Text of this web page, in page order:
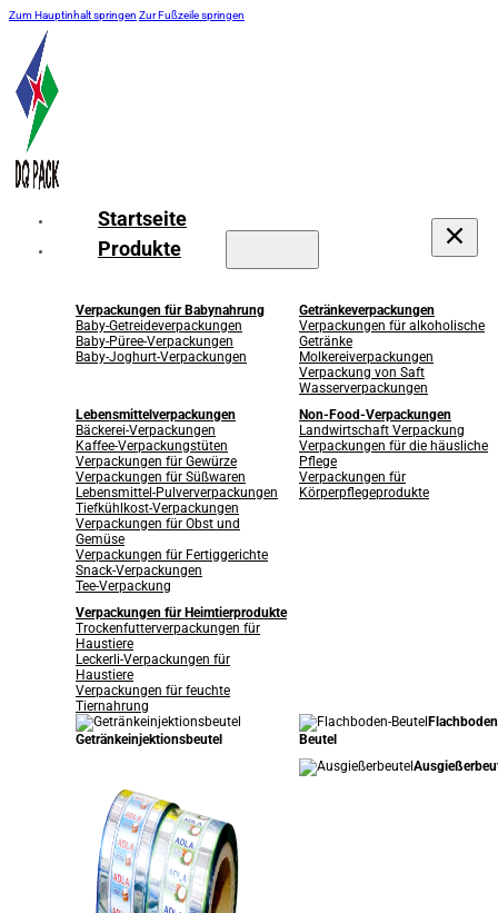
Zum Hauptinhalt springen Zur Fußzeile springen
Startseite
Produkte
Verpackungen für Babynahrung
Baby-Getreideverpackungen
Baby-Püree-Verpackungen
Baby-Joghurt-Verpackungen
Getränkeverpackungen
Verpackungen für alkoholische
Getränke
Molkereiverpackungen
Verpackung von Saft
Wasserverpackungen
Lebensmittelverpackungen
Bäckerei-Verpackungen
Kaffee-Verpackungstüten
Verpackungen für Gewürze
Verpackungen für Süßwaren
Lebensmittel-Pulververpackungen
Tiefkühlkost-Verpackungen
Verpackungen für Obst und
Gemüse
Verpackungen für Fertiggerichte
Snack-Verpackungen
Tee-Verpackung
Non-Food-Verpackungen
Landwirtschaft Verpackung
Verpackungen für die häusliche
Pflege
Verpackungen für
Körperpflegeprodukte
Verpackungen für Heimtierprodukte
Trockenfutterverpackungen für
Haustiere
Leckerli-Verpackungen für
Haustiere
Verpackungen für feuchte
Tiernahrung
Getränkeinjektionsbeutel
Beutel